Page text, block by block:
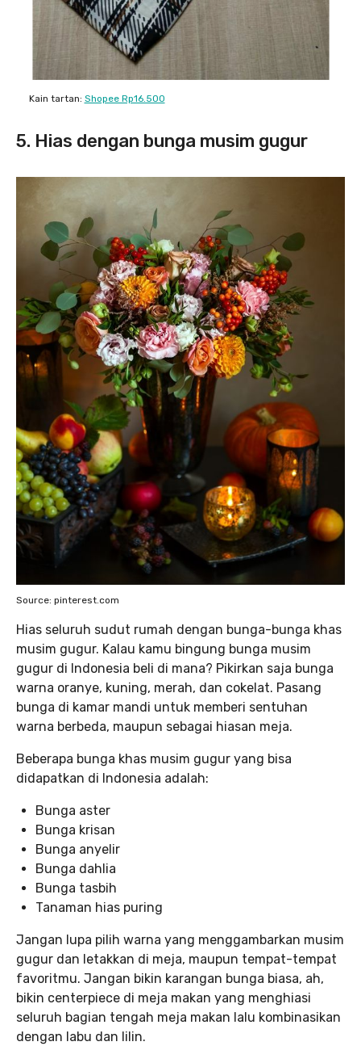
Kain tartan: Shopee Rp16.500
5. Hias dengan bunga musim gugur
Source: pinterest.com
Hias seluruh sudut rumah dengan bunga-bunga khas
musim gugur. Kalau kamu bingung bunga musim
gugur di Indonesia beli di mana? Pikirkan saja bunga
warna oranye, kuning, merah, dan cokelat. Pasang
bunga di kamar mandi untuk memberi sentuhan
warna berbeda, maupun sebagai hiasan meja.
Beberapa bunga khas musim gugur yang bisa
didapatkan di Indonesia adalah:
Bunga aster
Bunga krisan
Bunga anyelir
Bunga dahlia
Bunga tasbih
Tanaman hias puring
Jangan lupa pilih warna yang menggambarkan musim
gugur dan letakkan di meja, maupun tempat-tempat
favoritmu. Jangan bikin karangan bunga biasa, ah,
bikin centerpiece di meja makan yang menghiasi
seluruh bagian tengah meja makan lalu kombinasikan
dengan labu dan lilin.